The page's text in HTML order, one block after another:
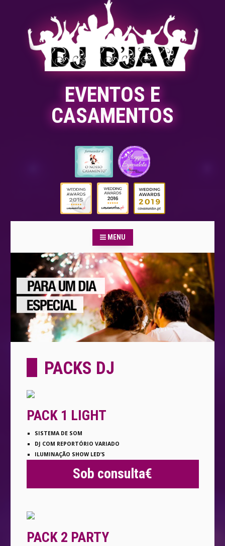
EVENTOS E
CASAMENTOS
MENU
PACKS DJ
PACK 1 LIGHT
SISTEMA DE SOM
DJ COM REPORTÓRIO VARIADO
ILUMINAÇÃO SHOW LED’S
Sob consulta€
PACK 2 PARTY